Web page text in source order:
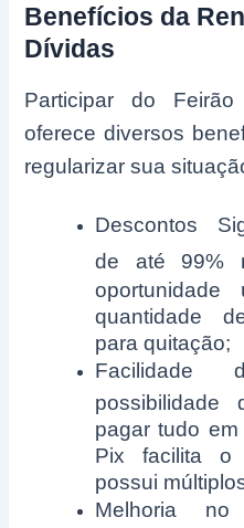
Benefícios da
Dívidas
Participar do
oferece diversos
regularizar sua
Descontos
de até 99%
quantidade
para quitação;
Facilidade
pagar tudo
Pix facilita o
possui
Melhoria